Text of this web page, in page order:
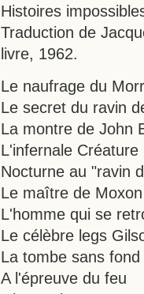
Histoires
Traduction de
livre, 1962.
Le naufrage du
Le secret du ravin
La montre de John
L'infernale Créature
Nocturne au "ravin
Le maître de Moxon
L'homme qui se
Le célèbre legs
La tombe sans fond
A l'épreuve du feu